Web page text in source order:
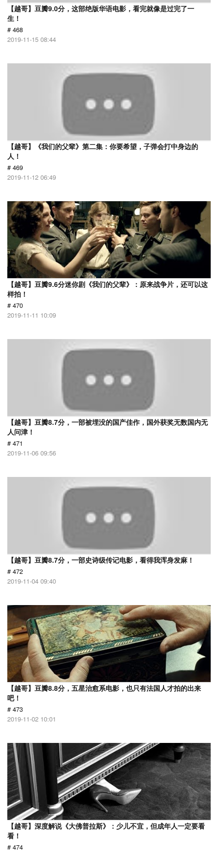
【越哥】豆瓣9.0分，这部绝版华语电影，看完就像是过完了一
生！
# 468
2019-11-15 08:44
【越哥】《我们的父辈》第二集：你要希望，子弹会打中身边的
人！
# 469
2019-11-12 06:49
【越哥】豆瓣9.6分迷你剧《我们的父辈》：原来战争片，还可以这
样拍！
# 470
2019-11-11 10:09
【越哥】豆瓣8.7分，一部被埋没的国产佳作，国外获奖无数国内无
人问津！
# 471
2019-11-06 09:56
【越哥】豆瓣8.7分，一部史诗级传记电影，看得我浑身发麻！
# 472
2019-11-04 09:40
【越哥】豆瓣8.8分，五星治愈系电影，也只有法国人才拍的出来
吧！
# 473
2019-11-02 10:01
【越哥】深度解说《大佛普拉斯》：少儿不宜，但成年人一定要看
看！
# 474